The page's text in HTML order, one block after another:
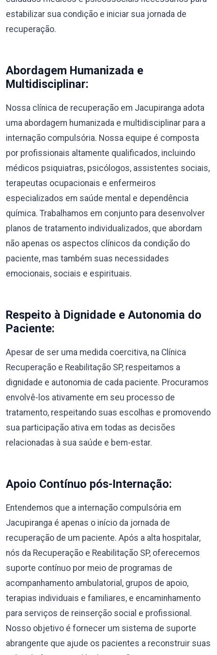
estabilizar sua condição e iniciar sua jornada de
recuperação.
Abordagem Humanizada e
Multidisciplinar:
Nossa clínica de recuperação em Jacupiranga adota
uma abordagem humanizada e multidisciplinar para a
internação compulsória. Nossa equipe é composta
por profissionais altamente qualificados, incluindo
médicos psiquiatras, psicólogos, assistentes sociais,
terapeutas ocupacionais e enfermeiros
especializados em saúde mental e dependência
química. Trabalhamos em conjunto para desenvolver
planos de tratamento individualizados, que abordam
não apenas os aspectos clínicos da condição do
paciente, mas também suas necessidades
emocionais, sociais e espirituais.
Respeito à Dignidade e Autonomia do
Paciente:
Apesar de ser uma medida coercitiva, na Clínica
Recuperação e Reabilitação SP, respeitamos a
dignidade e autonomia de cada paciente. Procuramos
envolvê-los ativamente em seu processo de
tratamento, respeitando suas escolhas e promovendo
sua participação ativa em todas as decisões
relacionadas à sua saúde e bem-estar.
Apoio Contínuo pós-Internação:
Entendemos que a internação compulsória em
Jacupiranga é apenas o início da jornada de
recuperação de um paciente. Após a alta hospitalar,
nós da Recuperação e Reabilitação SP, oferecemos
suporte contínuo por meio de programas de
acompanhamento ambulatorial, grupos de apoio,
terapias individuais e familiares, e encaminhamento
para serviços de reinserção social e profissional.
Nosso objetivo é fornecer um sistema de suporte
abrangente que ajude os pacientes a reconstruir suas